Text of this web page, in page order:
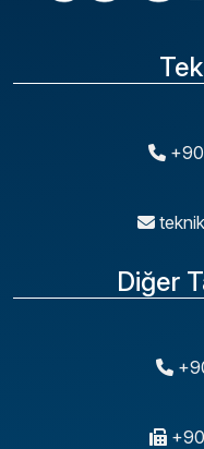
+90
Diğer